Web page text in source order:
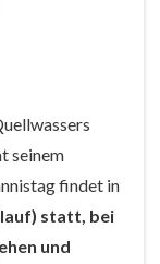
seinem
findet in
statt, bei
und